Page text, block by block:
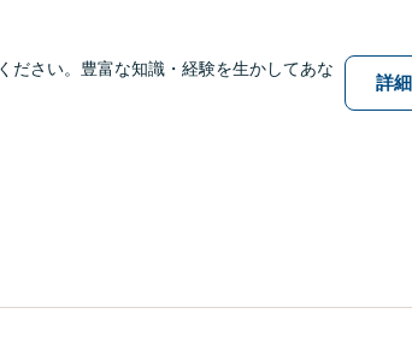
ださい。豊富な知識・経験を生かしてあな
詳